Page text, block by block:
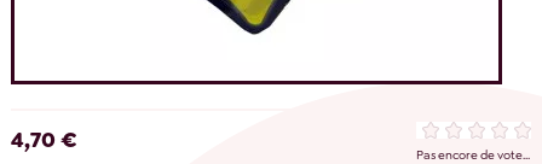
4,70 €
Pas encore de vote...